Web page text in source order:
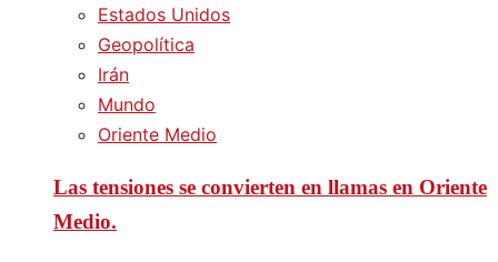
Estados Unidos
Geopolítica
Irán
Mundo
Oriente Medio
Las tensiones se convierten en llamas en Oriente
Medio.